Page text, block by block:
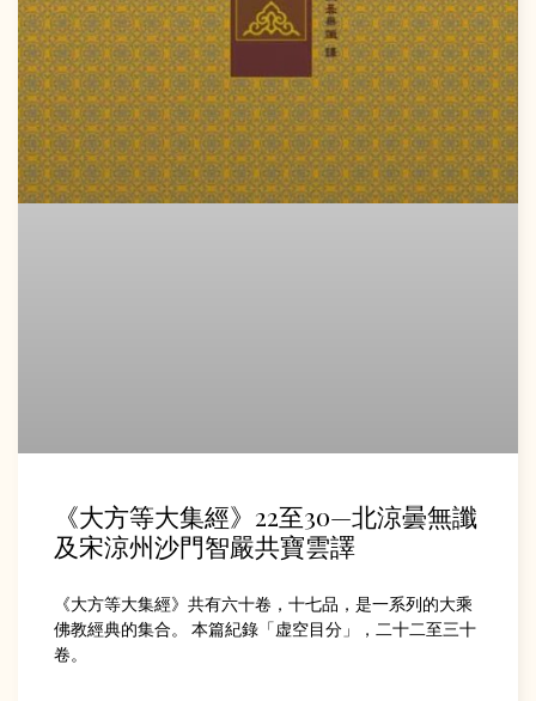
《大方等大集經》22至30—北涼曇無讖
及宋涼州沙門智嚴共寶雲譯
《大方等大集經》共有六十卷，十七品，是一系列的大乘
佛教經典的集合。 本篇紀錄「虚空目分」，二十二至三十
卷。